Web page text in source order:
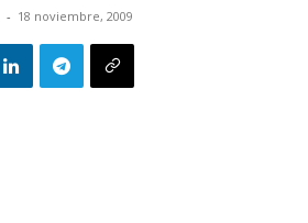
- 18 noviembre, 2009